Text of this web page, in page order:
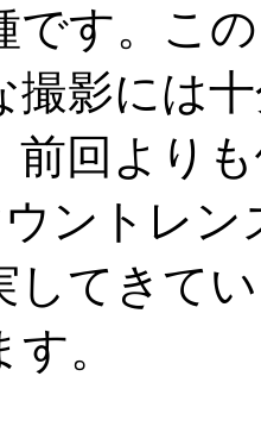
です。こ
撮影には
前回より
ントレ
してきて
。